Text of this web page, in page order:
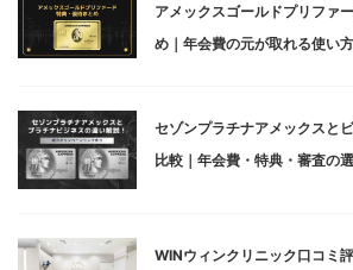
アメックスゴールドプリファ
め｜年会費の元が取れる使い
セゾンプラチナアメックスと
比較｜年会費・特典・審査の
WINウィンクリニック口コミ